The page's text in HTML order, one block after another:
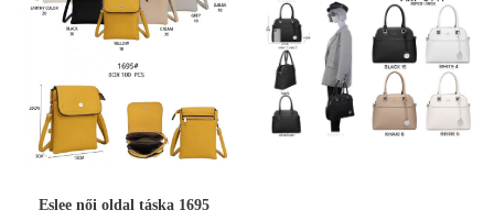
Eslee női oldal táska 1695